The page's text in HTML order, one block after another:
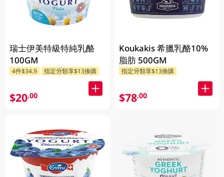
瑞士伊美特級特純乳酪
100GM
4件$34.9 指定分類享$13換購
$20.00
Koukakis 希臘乳酪10%
脂肪 500GM
指定分類享$13換購
$78.00